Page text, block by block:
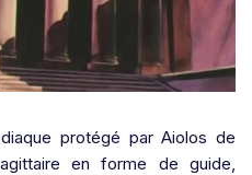
protégé par Aiolos de
en forme de guide,